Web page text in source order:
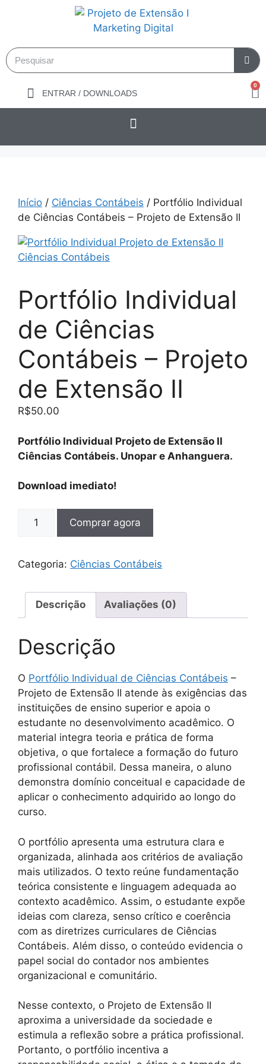
ENTRAR / DOWNLOADS
0
Início / Ciências Contábeis / Portfólio Individual
de Ciências Contábeis – Projeto de Extensão II
Portfólio Individual
de Ciências
Contábeis – Projeto
de Extensão II
R$50.00
Portfólio Individual Projeto de Extensão II
Ciências Contábeis. Unopar e Anhanguera.
Download imediato!
Comprar agora
Categoria: Ciências Contábeis
Descrição Avaliações (0)
Descrição
O Portfólio Individual de Ciências Contábeis –
Projeto de Extensão II atende às exigências das
instituições de ensino superior e apoia o
estudante no desenvolvimento acadêmico. O
material integra teoria e prática de forma
objetiva, o que fortalece a formação do futuro
profissional contábil. Dessa maneira, o aluno
demonstra domínio conceitual e capacidade de
aplicar o conhecimento adquirido ao longo do
curso.
O portfólio apresenta uma estrutura clara e
organizada, alinhada aos critérios de avaliação
mais utilizados. O texto reúne fundamentação
teórica consistente e linguagem adequada ao
contexto acadêmico. Assim, o estudante expõe
ideias com clareza, senso crítico e coerência
com as diretrizes curriculares de Ciências
Contábeis. Além disso, o conteúdo evidencia o
papel social do contador nos ambientes
organizacional e comunitário.
Nesse contexto, o Projeto de Extensão II
aproxima a universidade da sociedade e
estimula a reflexão sobre a prática profissional.
Portanto, o portfólio incentiva a